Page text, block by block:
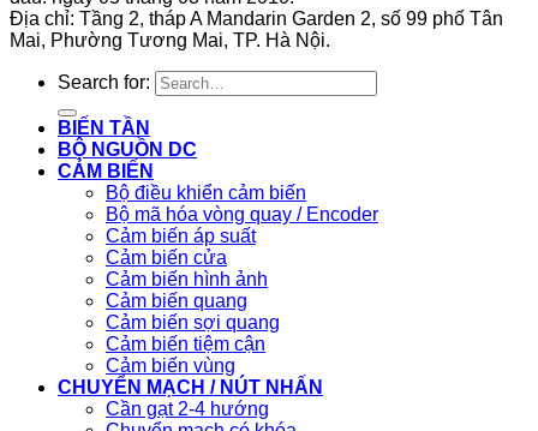
Địa chỉ: Tầng 2, tháp A Mandarin Garden 2, số 99 phố Tân
Mai, Phường Tương Mai, TP. Hà Nội.
Search for:
BIẾN TẦN
BỘ NGUỒN DC
CẢM BIẾN
Bộ điều khiển cảm biến
Bộ mã hóa vòng quay / Encoder
Cảm biến áp suất
Cảm biến cửa
Cảm biến hình ảnh
Cảm biến quang
Cảm biến sợi quang
Cảm biến tiệm cận
Cảm biến vùng
CHUYỂN MẠCH / NÚT NHẤN
Cần gạt 2-4 hướng